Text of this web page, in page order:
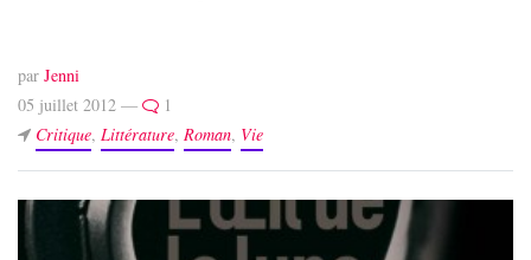
par Jenni
05 juillet 2012 —
1
Critique, Littérature, Roman, Vie